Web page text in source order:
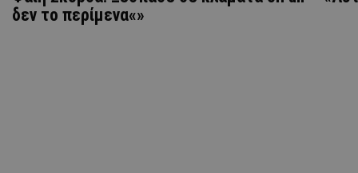
δεν το περίμενα«»